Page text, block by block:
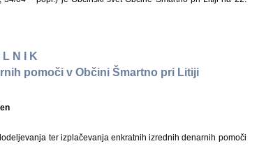
L N I K
pomoči v Občini Šmartno pri Litiji
ter izplačevanja enkratnih izrednih denarnih pomoči